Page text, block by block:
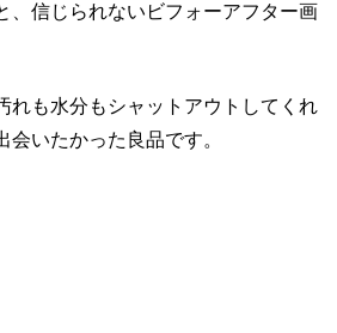
、信じられないビフォーアフター画
れも水分もシャットアウトしてくれ
会いたかった良品です。